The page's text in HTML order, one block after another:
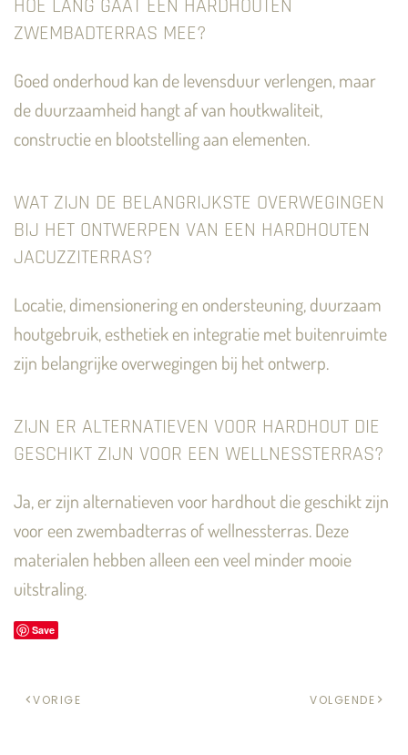
HOE LANG GAAT EEN HARDHOUTEN
ZWEMBADTERRAS MEE?
Goed onderhoud kan de levensduur verlengen, maar
de duurzaamheid hangt af van houtkwaliteit,
constructie en blootstelling aan elementen.
WAT ZIJN DE BELANGRIJKSTE OVERWEGINGEN
BIJ HET ONTWERPEN VAN EEN HARDHOUTEN
JACUZZITERRAS?
Locatie, dimensionering en ondersteuning, duurzaam
houtgebruik, esthetiek en integratie met buitenruimte
zijn belangrijke overwegingen bij het ontwerp.
ZIJN ER ALTERNATIEVEN VOOR HARDHOUT DIE
GESCHIKT ZIJN VOOR EEN WELLNESSTERRAS?
Ja, er zijn alternatieven voor hardhout die geschikt zijn
voor een zwembadterras of wellnessterras. Deze
materialen hebben alleen een veel minder mooie
uitstraling.
Save
VORIGE VOLGENDE